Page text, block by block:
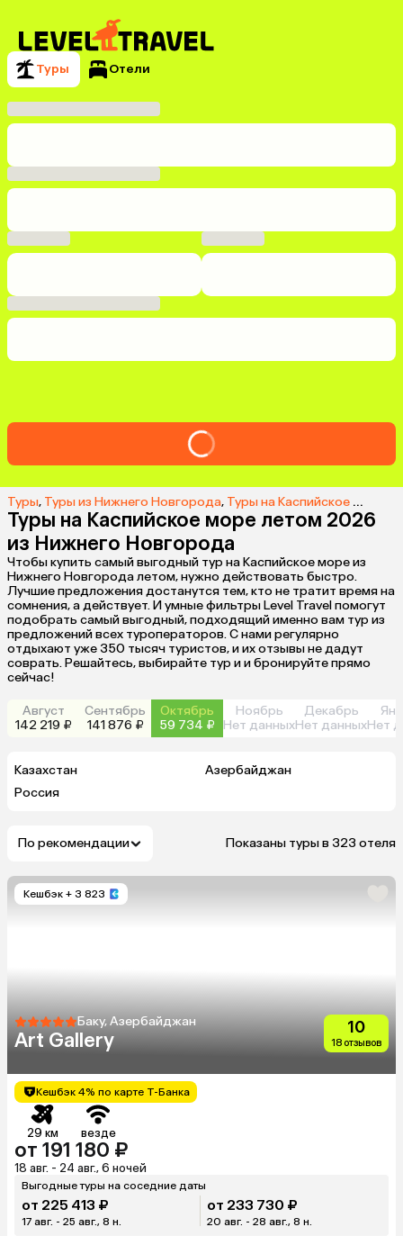
Туры Отели
Туры, Туры из Нижнего Новгорода, Туры на Каспийское море из Нижнего Новгорода
Туры на Каспийское море летом 2026
из Нижнего Новгорода
Чтобы купить самый выгодный тур на Каспийское море из
Нижнего Новгорода летом, нужно действовать быстро.
Лучшие предложения достанутся тем, кто не тратит время на
сомнения, а действует. И умные фильтры Level Travel помогут
подобрать самый выгодный, подходящий именно вам тур из
предложений всех туроператоров. С нами регулярно
отдыхают уже 350 тысяч туристов, и их отзывы не дадут
соврать. Решайтесь, выбирайте тур и и бронируйте прямо
сейчас!
Август
142 219 ₽
Сентябрь
141 876 ₽
Октябрь
59 734 ₽
Ноябрь
Нет данных
Декабрь
Нет данныхНет
Казахстан
Азербайджан
Россия
По рекомендации Показаны туры в 323 отеля
Кешбэк + 3 823
Баку, Азербайджан
Art Gallery
10
18 отзывов
Кешбэк 4% по карте Т-Банка
29 км везде
от 191 180 ₽
18 авг. - 24 авг., 6 ночей
Выгодные туры на соседние даты
от 225 413 ₽
17 авг. - 25 авг., 8 н.
от 233 730 ₽
20 авг. - 28 авг., 8 н.